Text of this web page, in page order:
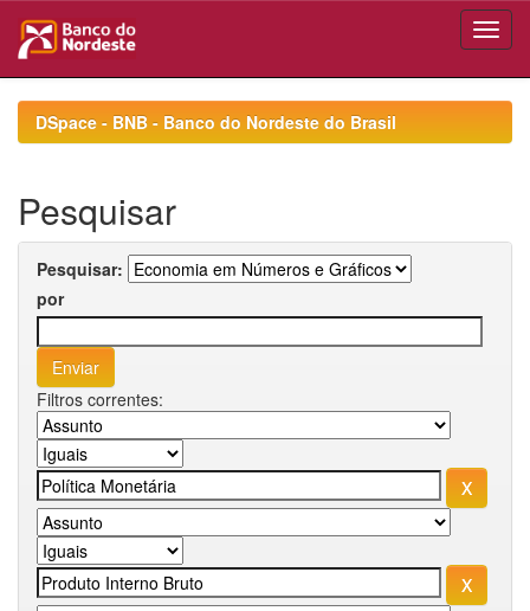
navigationDSpace - BNB - Banco do Nordeste do Brasil
Pesquisar
Pesquisar:
por
Filtros correntes: